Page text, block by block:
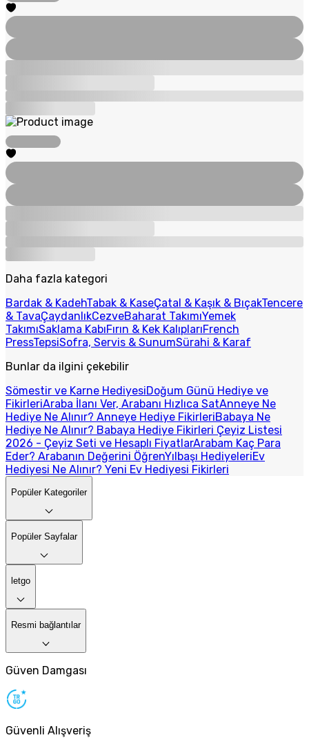
Daha fazla kategori
Bardak & KadehTabak & KaseÇatal & Kaşık & BıçakTencere
& TavaÇaydanlıkCezveBaharat TakımıYemek
TakımıSaklama KabıFırın & Kek KalıplarıFrench
PressTepsiSofra, Servis & SunumSürahi & Karaf
Bunlar da ilgini çekebilir
Sömestir ve Karne HediyesiDoğum Günü Hediye ve
FikirleriAraba İlanı Ver, Arabanı Hızlıca SatAnneye Ne
Hediye Ne Alınır? Anneye Hediye FikirleriBabaya Ne
Hediye Ne Alınır? Babaya Hediye Fikirleri Çeyiz Listesi
2026 - Çeyiz Seti ve Hesaplı FiyatlarArabam Kaç Para
Eder? Arabanın Değerini ÖğrenYılbaşı HediyeleriEv
Hediyesi Ne Alınır? Yeni Ev Hediyesi Fikirleri
Popüler Kategoriler
Popüler Sayfalar
letgo
Resmi bağlantılar
Güven Damgası
Güvenli Alışveriş